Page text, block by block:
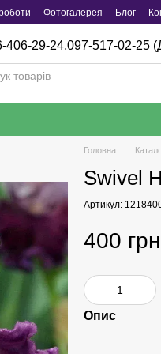
Фотогалерея Блог
406-29-24,097-517-02-25
Головна
Swivel
Артикул:
400 грн
Опис